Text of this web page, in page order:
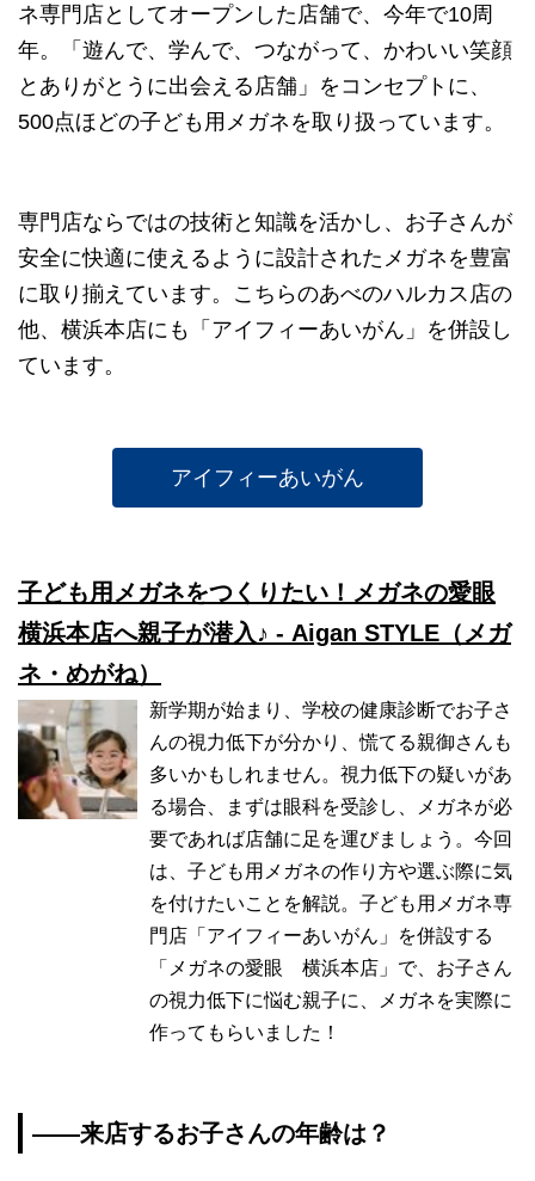
ネ専門店としてオープンした店舗で、今年で10周
年。「遊んで、学んで、つながって、かわいい笑顔
とありがとうに出会える店舗」をコンセプトに、
500点ほどの子ども用メガネを取り扱っています。
専門店ならではの技術と知識を活かし、お子さんが
安全に快適に使えるように設計されたメガネを豊富
に取り揃えています。こちらのあべのハルカス店の
他、横浜本店にも「アイフィーあいがん」を併設し
ています。
アイフィーあいがん
子ども用メガネをつくりたい！メガネの愛眼
横浜本店へ親子が潜入♪ - Aigan STYLE（メガ
ネ・めがね）
新学期が始まり、学校の健康診断でお子さ
んの視力低下が分かり、慌てる親御さんも
多いかもしれません。視力低下の疑いがあ
る場合、まずは眼科を受診し、メガネが必
要であれば店舗に足を運びましょう。今回
は、子ども用メガネの作り方や選ぶ際に気
を付けたいことを解説。子ども用メガネ専
門店「アイフィーあいがん」を併設する
「メガネの愛眼 横浜本店」で、お子さん
の視力低下に悩む親子に、メガネを実際に
作ってもらいました！
――来店するお子さんの年齢は？